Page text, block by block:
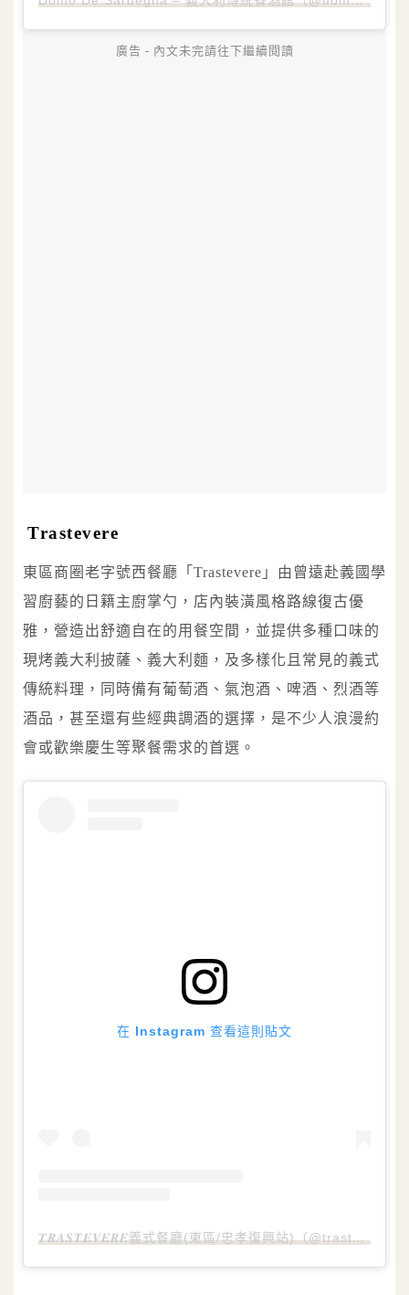
廣告 - 內文未完請往下繼續閱讀
Trastevere
東區商圈老字號西餐廳「Trastevere」由曾遠赴義國學
習廚藝的日籍主廚掌勺，店內裝潢風格路線復古優
雅，營造出舒適自在的用餐空間，並提供多種口味的
現烤義大利披薩、義大利麵，及多樣化且常見的義式
傳統料理，同時備有葡萄酒、氣泡酒、啤酒、烈酒等
酒品，甚至還有些經典調酒的選擇，是不少人浪漫約
會或歡樂慶生等聚餐需求的首選。
在 Instagram 查看這則貼文
𝑻𝑹𝑨𝑺𝑻𝑬𝑽𝑬𝑹𝑬義式餐廳(東區/忠孝復興站)（@trasteveretaiwan2006）分享的貼文